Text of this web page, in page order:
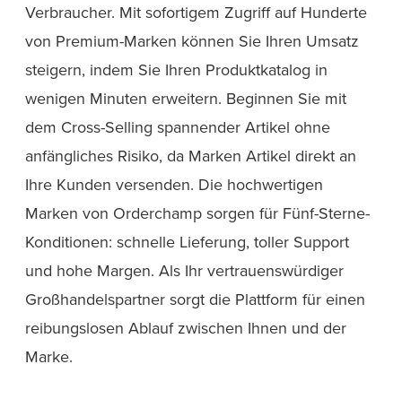
Verbraucher. Mit sofortigem Zugriff auf Hunderte
von Premium-Marken können Sie Ihren Umsatz
steigern, indem Sie Ihren Produktkatalog in
wenigen Minuten erweitern. Beginnen Sie mit
dem Cross-Selling spannender Artikel ohne
anfängliches Risiko, da Marken Artikel direkt an
Ihre Kunden versenden. Die hochwertigen
Marken von Orderchamp sorgen für Fünf-Sterne-
Konditionen: schnelle Lieferung, toller Support
und hohe Margen. Als Ihr vertrauenswürdiger
Großhandelspartner sorgt die Plattform für einen
reibungslosen Ablauf zwischen Ihnen und der
Marke.